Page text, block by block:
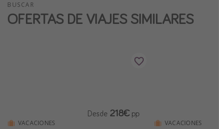
BUSCAR
OFERTAS DE VIAJES SIMILARES
VACACIONES
Desde 218€ pp
VACACIONES